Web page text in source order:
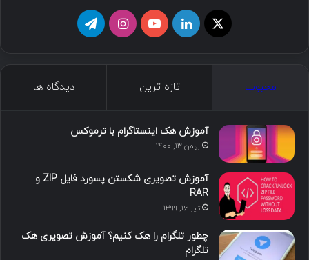
د
ی
ن
و
ت
گ
ا
ا
محبوب تازه ترین دیدگاه ها
آموزش هک اینستاگرام با ترموکس
بهمن ۱۳, ۱۴۰۰
آموزش تصویری شکستن پسورد فایل ZIP و
RAR
تیر ۱۶, ۱۳۹۹
چطور تلگرام را هک کنیم؟ آموزش تصویری هک
تلگرام